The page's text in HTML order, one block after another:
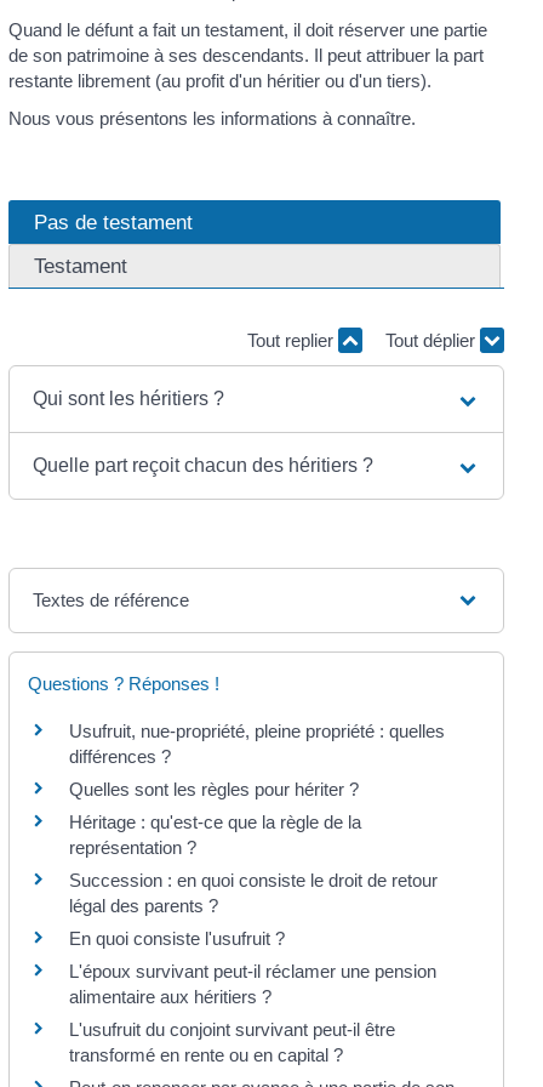
Quand le défunt a fait un testament, il doit réserver une partie
de son patrimoine à ses descendants. Il peut attribuer la part
restante librement (au profit d'un héritier ou d'un tiers).
Nous vous présentons les informations à connaître.
Pas de testament
Testament
Tout replier Tout déplier
Qui sont les héritiers ?
Quelle part reçoit chacun des héritiers ?
Textes de référence
Questions ? Réponses !
Usufruit, nue-propriété, pleine propriété : quelles
différences ?
Quelles sont les règles pour hériter ?
Héritage : qu'est-ce que la règle de la
représentation ?
Succession : en quoi consiste le droit de retour
légal des parents ?
En quoi consiste l'usufruit ?
L'époux survivant peut-il réclamer une pension
alimentaire aux héritiers ?
L'usufruit du conjoint survivant peut-il être
transformé en rente ou en capital ?